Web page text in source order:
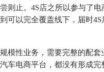
则止。4S店之所以参与了
可以完全覆盖线下，届时
性业务，需要完整的配套
车电商平台，都没有形成